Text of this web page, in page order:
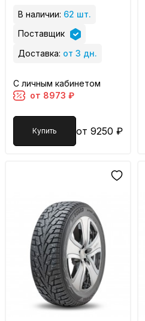
В наличии: 62 шт.
Поставщик
Доставка: от 3 дн.
С личным кабинетом
от 8973 ₽
Купить от 9250 ₽